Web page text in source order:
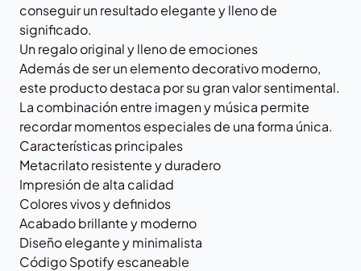
conseguir un resultado elegante y lleno de
significado.
Un regalo original y lleno de emociones
Además de ser un elemento decorativo moderno,
este producto destaca por su gran valor sentimental.
La combinación entre imagen y música permite
recordar momentos especiales de una forma única.
Características principales
Metacrilato resistente y duradero
Impresión de alta calidad
Colores vivos y definidos
Acabado brillante y moderno
Diseño elegante y minimalista
Código Spotify escaneable